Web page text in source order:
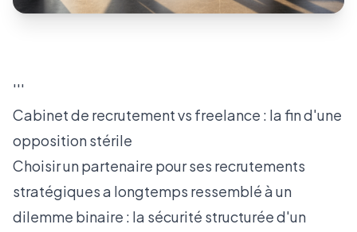
'''
Cabinet de recrutement vs freelance : la fin d'une
opposition stérile
Choisir un partenaire pour ses recrutements
stratégiques a longtemps ressemblé à un
dilemme binaire : la sécurité structurée d'un